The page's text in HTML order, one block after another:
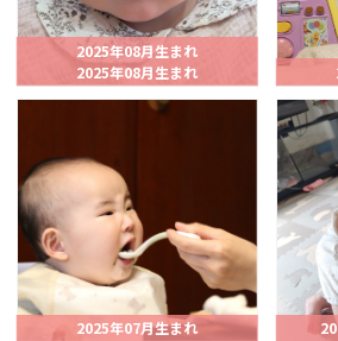
2025年08月生まれ
2025年08月生まれ
2025年07月生まれ